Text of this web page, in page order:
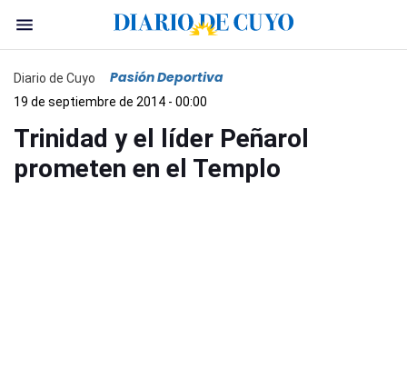
Diario de Cuyo Pasión Deportiva
19 de septiembre de 2014 - 00:00
Trinidad y el líder Peñarol
prometen en el Templo